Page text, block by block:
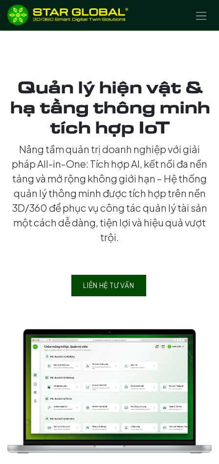
BỎ QUA ĐỂ ĐẾN NỘI DUNG
Quản lý hiện vật &
hạ tầng thông minh
tích hợp IoT
Nâng tầm quản trị doanh nghiệp với giải
pháp All-in-One: Tích hợp AI, kết nối đa nền
tảng và mở rộng không giới hạn – Hệ thống
quản lý thông minh được tích hợp trên nền
3D/360 để phục vụ công tác quản lý tài sản
một cách dễ dàng, tiện lợi và hiệu quả vượt
trội.
LIÊN HỆ TƯ VẤN